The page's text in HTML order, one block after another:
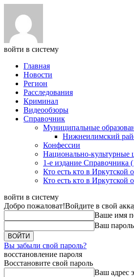
войти в систему
Главная
Новости
Регион
Расследования
Криминал
Видеообзоры
Справочник
Муниципальные
Нижнеилимский
Конфессии
Национально-культурные
1-е издание Справочника
Кто есть кто в Иркутской
Кто есть кто в Иркутской
войти в систему
Добро пожаловат!Войдите в свой
Ваше имя
Ваш пароль
Вы забыли свой пароль?
восстановление пароля
Восстановите свой пароль
Ваш адрес